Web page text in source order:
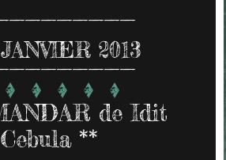
JANVIER 2013
de Idit
Cebula **